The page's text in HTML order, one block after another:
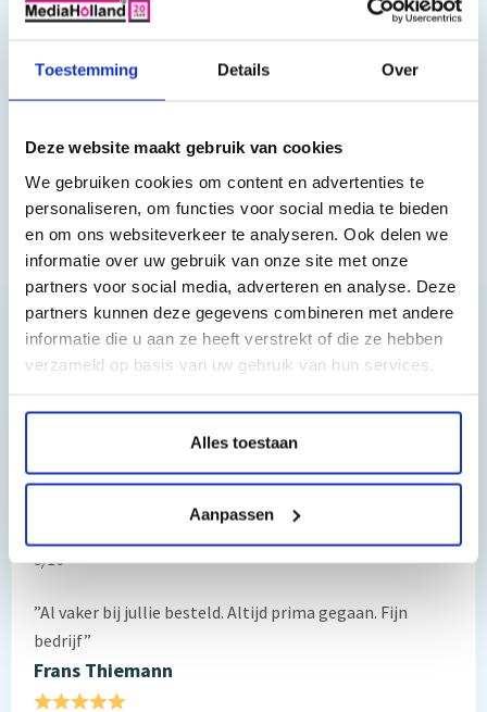
Toestemming Details Over
Deze website maakt gebruik van cookies
We gebruiken cookies om content en advertenties te
personaliseren, om functies voor social media te bieden
en om ons websiteverkeer te analyseren. Ook delen we
informatie over uw gebruik van onze site met onze
partners voor social media, adverteren en analyse. Deze
partners kunnen deze gegevens combineren met andere
informatie die u aan ze heeft verstrekt of die ze hebben
verzameld op basis van uw gebruik van hun services.
Alles toestaan
Aanpassen
patronen en het zelf navullen van originele, of compatibel
met de piëzo-Brother-printerkoppen van de getoonde series.
Alle inktparameters worden zo aangepast dat de gebruiker
Bovendien geeft Sudhaus voor bovenstaande types uw
afdrukken meer duurzaamheid en weerstand tegen UV-
straling.
Toch nog een vraag?
Hebt u vragen bij het artikel?
Reviews van klanten…
”Prima geregeld. ”
Gauke Wijnmaalen
8/10
”Al vaker bij jullie besteld. Altijd prima gegaan. Fijn
bedrijf”
Frans Thiemann